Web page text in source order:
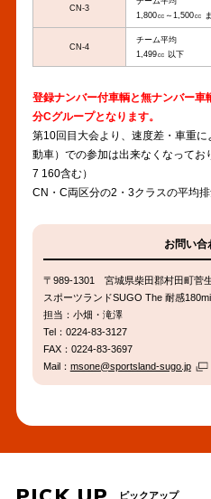
CN-3
1,800㏄～1,500㏄
CN-4
チーム平均
1,499㏄ 以下
登録ナンバー付車輌と無ナンバー
分Cグループとなります。
第10回目大会より、速度差・車重
動車）での参加は出来なくなってお
7 160含む）
CN・C両区分の2・3クラスの平均排
お問い合
〒989-1301 宮城県柴田郡村田町菅
スポーツランドSUGO The 耐感
担当：小畑・滝澤
Tel：0224-83-3127
FAX：0224-83-3697
Mail： msone@sportsland-sugo.jp
ピックアップ